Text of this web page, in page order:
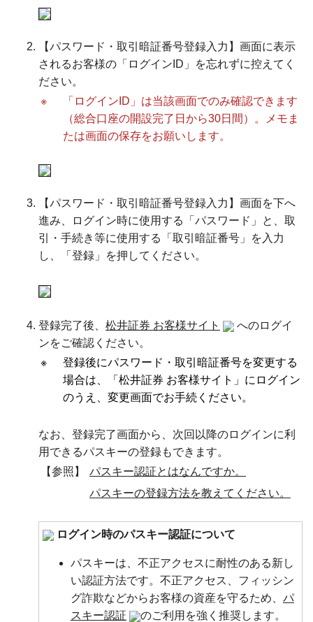
【パスワード・取引暗証番号登録入力】画面に表示
されるお客様の「ログインID」を忘れずに控えてく
ださい。
※
「ログインID」は当該画面でのみ確認できます
（総合口座の開設完了日から30日間）。メモま
たは画面の保存をお願いします。
【パスワード・取引暗証番号登録入力】画面を下へ
進み、ログイン時に使用する「パスワード」と、取
引・手続き等に使用する「取引暗証番号」を入力
し、「登録」を押してください。
登録完了後、 松井証券 お客様サイト
へのログイ
ンをご確認ください。
※
登録後にパスワード・取引暗証番号を変更する
場合は、「松井証券 お客様サイト」にログイン
のうえ、変更画面でお手続ください。
なお、登録完了画面から、次回以降のログインに利
用できるパスキーの登録もできます。
【参照】
パスキー認証とはなんですか。
パスキーの登録方法を教えてください。
ログイン時のパスキー認証について
パスキーは、不正アクセスに耐性のある新し
い認証方法です。不正アクセス、フィッシン
グ詐欺などからお客様の資産を守るため、 パ
スキー認証
のご利用を強く推奨します。